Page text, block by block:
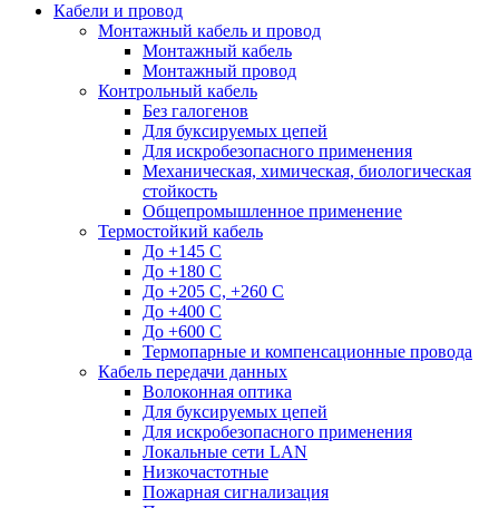
Кабели и провод
Монтажный кабель и провод
Монтажный кабель
Монтажный провод
Контрольный кабель
Без галогенов
Для буксируемых цепей
Для искробезопасного применения
Механическая, химическая, биологическая
стойкость
Общепромышленное применение
Термостойкий кабель
До +145 С
До +180 C
До +205 С, +260 С
До +400 C
До +600 С
Термопарные и компенсационные провода
Кабель передачи данных
Волоконная оптика
Для буксируемых цепей
Для искробезопасного применения
Локальные сети LAN
Низкочастотные
Пожарная сигнализация